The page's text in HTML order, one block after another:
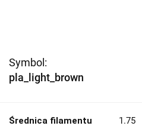
Symbol:
pla_light_brown
Średnica filamentu 1.75